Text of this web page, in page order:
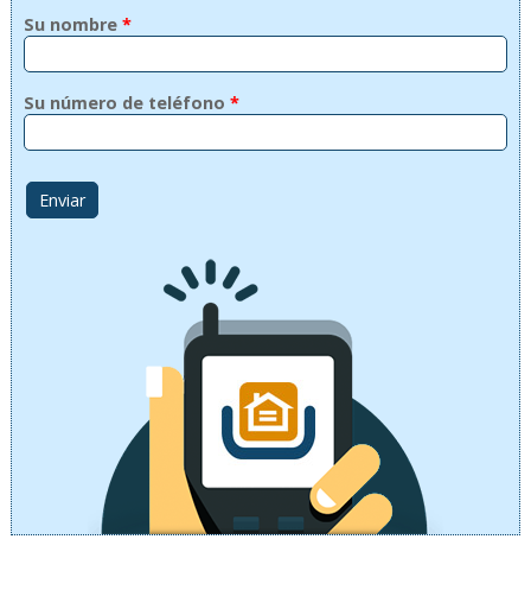
Su nombre *
Su número de teléfono *